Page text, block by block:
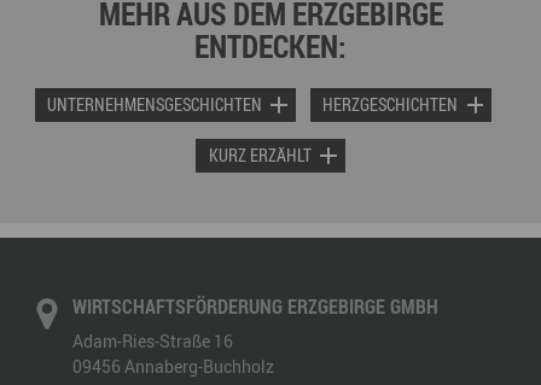
MEHR AUS DEM ERZGEBIRGE
ENTDECKEN:
UNTERNEHMENSGESCHICHTEN HERZGESCHICHTEN
KURZ ERZÄHLT
WIRTSCHAFTSFÖRDERUNG ERZGEBIRGE GMBH
Adam-Ries-Straße 16
09456 Annaberg-Buchholz